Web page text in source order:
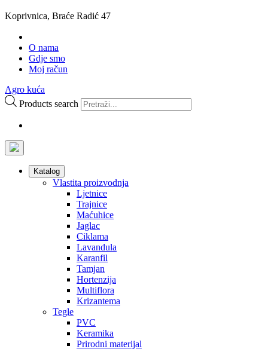
Koprivnica, Braće Radić 47
O nama
Gdje smo
Moj račun
Agro kuća
Products search
Katalog
Vlastita proizvodnja
Ljetnice
Trajnice
Maćuhice
Jaglac
Ciklama
Lavandula
Karanfil
Tamjan
Hortenzija
Multiflora
Krizantema
Tegle
PVC
Keramika
Prirodni materijal